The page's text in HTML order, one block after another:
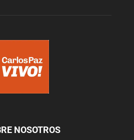
NOSOTROS